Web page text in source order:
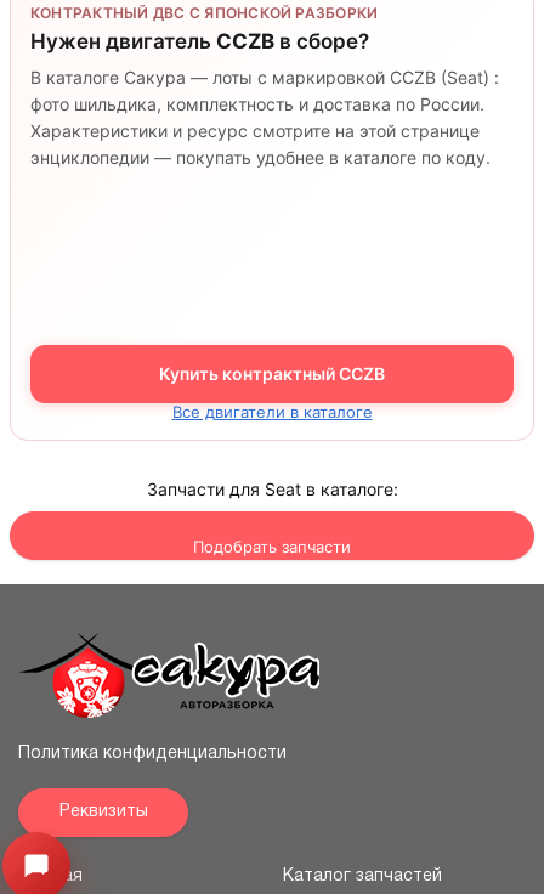
КОНТРАКТНЫЙ ДВС С ЯПОНСКОЙ РАЗБОРКИ
Нужен двигатель CCZB в сборе?
В каталоге Сакура — лоты с маркировкой CCZB (Seat) :
фото шильдика, комплектность и доставка по России.
Характеристики и ресурс смотрите на этой странице
энциклопедии — покупать удобнее в каталоге по коду.
Купить контрактный CCZB
Все двигатели в каталоге
Запчасти для Seat в каталоге:
Подобрать запчасти
Узнайте цену запчасти -> Открыть меню
Политика конфиденциальности
Реквизиты
Главная Каталог запчастей